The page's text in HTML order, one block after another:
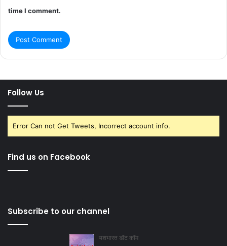
time I comment.
Follow Us
Error Can not Get Tweets, Incorrect account info.
Find us on Facebook
Subscribe to our channel